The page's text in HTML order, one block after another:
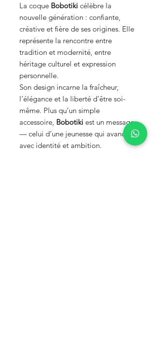
La coque Bobotiki célèbre la
nouvelle génération : confiante,
créative et fière de ses origines. Elle
représente la rencontre entre
tradition et modernité, entre
héritage culturel et expression
personnelle.
Son design incarne la fraîcheur,
l’élégance et la liberté d’être soi-
même. Plus qu’un simple
accessoire, Bobotiki est un message
— celui d’une jeunesse qui avance
avec identité et ambition.